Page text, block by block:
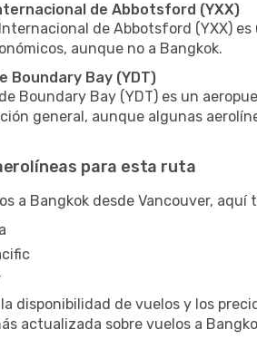
de Abbotsford (YXX)
de Abbotsford (YXX)
aunque no a Bangkok.
Boundary Bay (YDT)
Boundary Bay (YDT) es un
general, aunque algunas
para esta ruta
a Bangkok desde Vancouver,
disponibilidad de vuelos y los
actualizada sobre vuelos a